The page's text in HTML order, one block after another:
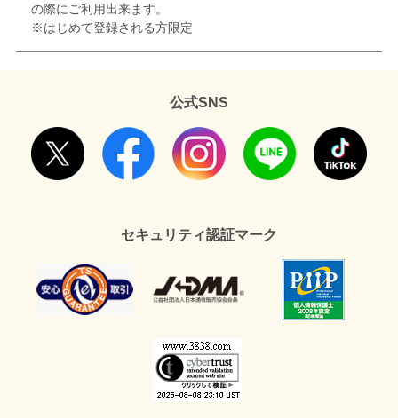
の際にご利用出来ます。
※はじめて登録される方限定
公式SNS
セキュリティ認証マーク